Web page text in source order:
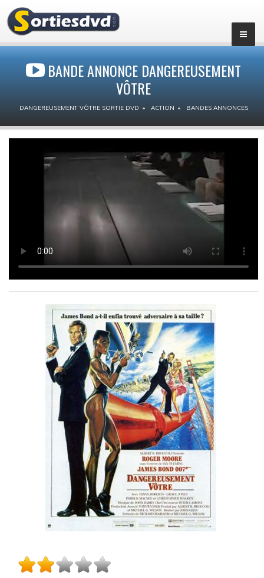
BANDE ANNONCE DANGEREUSEMENT
VÔTRE
DANGEREUSEMENT VÔTRE SORTIE DVD ACTION BANDES ANNONCES